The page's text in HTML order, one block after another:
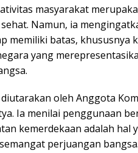
masyarakat
Namun, ia
memiliki batas, khususnya
yang
oleh Anggota
Ia menilai penggunaan
kemerdekaan adalah hal
perjuangan bangsa.